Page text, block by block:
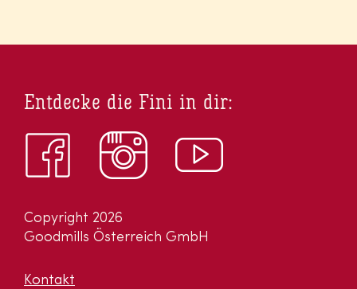
Copyright 2026
Goodmills Österreich GmbH
Kontakt
Entdecke die Fini in dir: